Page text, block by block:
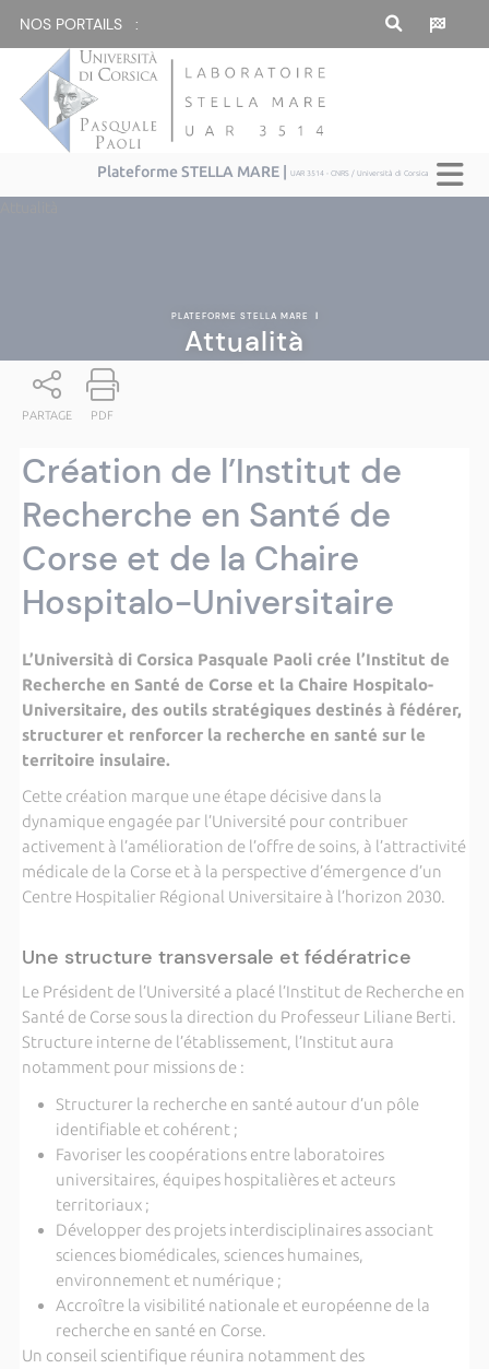
NOS PORTAILS :
Plateforme STELLA MARE |UAR 3514 - CNRS / Università di Corsica
PLATEFORME STELLA MARE |
Attualità
PARTAGE PDF
Création de l’Institut de
Recherche en Santé de
Corse et de la Chaire
Hospitalo-Universitaire
L’Università di Corsica Pasquale Paoli crée l’Institut de
Recherche en Santé de Corse et la Chaire Hospitalo-
Universitaire, des outils stratégiques destinés à fédérer,
structurer et renforcer la recherche en santé sur le
territoire insulaire.
Cette création marque une étape décisive dans la
dynamique engagée par l’Université pour contribuer
activement à l’amélioration de l’offre de soins, à l’attractivité
médicale de la Corse et à la perspective d’émergence d’un
Centre Hospitalier Régional Universitaire à l’horizon 2030.
Une structure transversale et fédératrice
Le Président de l’Université a placé l’Institut de Recherche en
Santé de Corse sous la direction du Professeur Liliane Berti.
Structure interne de l’établissement, l’Institut aura
notamment pour missions de :
Structurer la recherche en santé autour d’un pôle
identifiable et cohérent ;
Favoriser les coopérations entre laboratoires
universitaires, équipes hospitalières et acteurs
territoriaux ;
Développer des projets interdisciplinaires associant
sciences biomédicales, sciences humaines,
environnement et numérique ;
Accroître la visibilité nationale et européenne de la
recherche en santé en Corse.
Un conseil scientifique réunira notamment des